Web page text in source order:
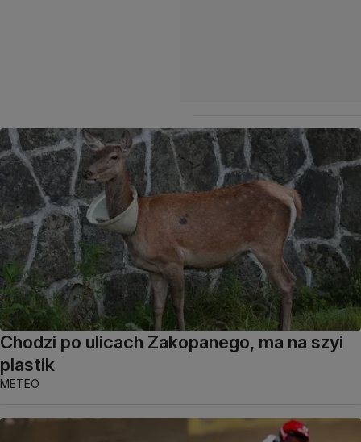
Chodzi po ulicach Zakopanego, ma na szyi
plastik
METEO